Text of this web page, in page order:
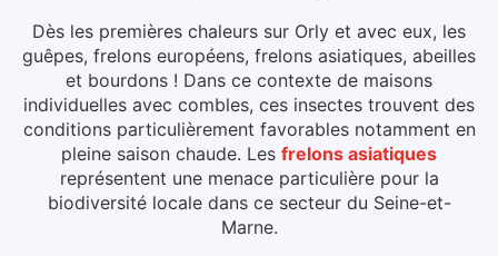
Dès les premières chaleurs sur Orly et avec eux, les
guêpes, frelons européens, frelons asiatiques, abeilles
et bourdons ! Dans ce contexte de maisons
individuelles avec combles, ces insectes trouvent des
conditions particulièrement favorables notamment en
pleine saison chaude. Les frelons asiatiques
représentent une menace particulière pour la
biodiversité locale dans ce secteur du Seine-et-
Marne.